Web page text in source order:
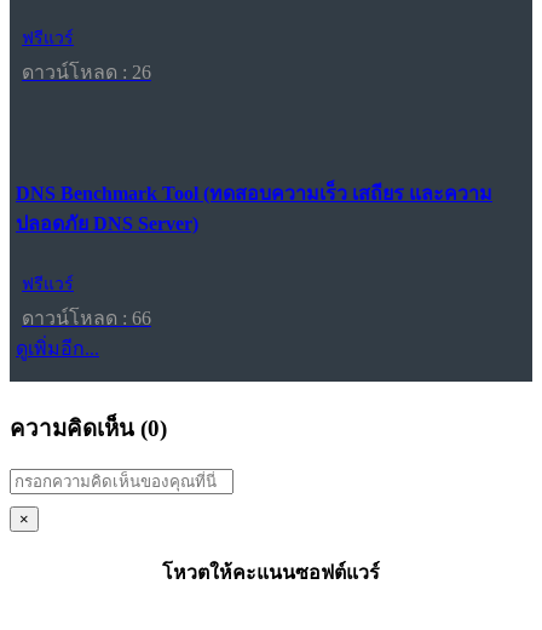
ฟรีแวร์
ดาวน์โหลด : 26
DNS Benchmark Tool (ทดสอบความเร็ว เสถียร และความ
ปลอดภัย DNS Server)
ฟรีแวร์
ดาวน์โหลด : 66
ดูเพิ่มอีก...
ความคิดเห็น (0)
×
โหวตให้คะแนนซอฟต์แวร์